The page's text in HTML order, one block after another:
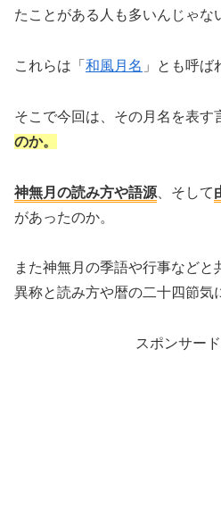
たことがある人も多いんじゃな
これらは「 和風月名 」とも呼ば
そこで今回は、その月名を表す
のか。
神無月の読み方や語源 、そして
があったのか。
また神無月の季語や行事など
異称と読み方や暦の二十四節気
スポンサー